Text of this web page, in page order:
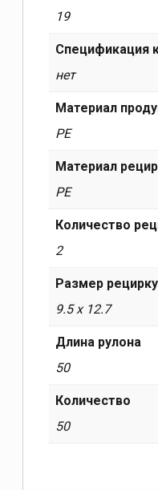
19
Спецификация
нет
Материал
PE
Материал
PE
Количество
2
Размер
9.5 x 12.7
Длина рулона
50
Количество
50